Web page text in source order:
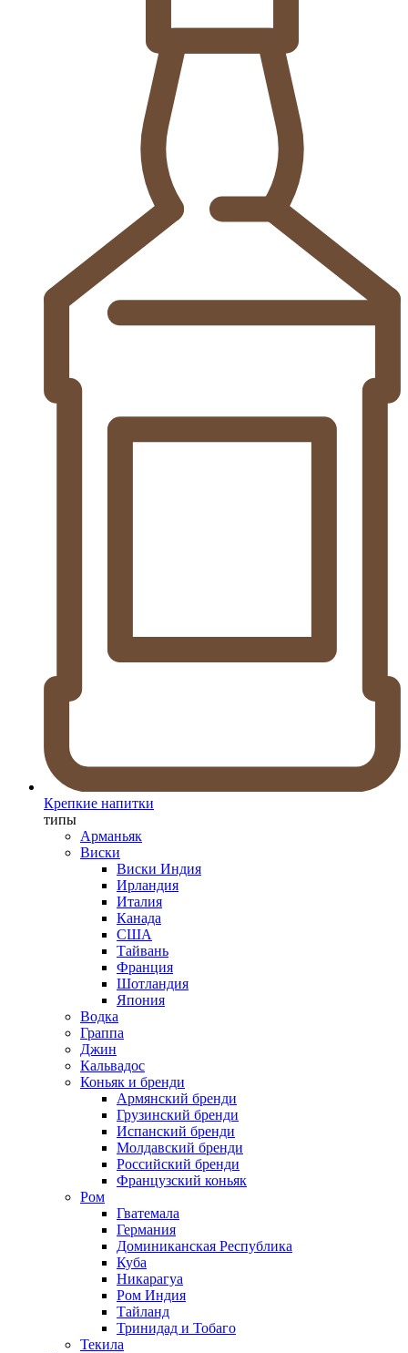
Крепкие напитки
типы
Арманьяк
Виски
Виски Индия
Ирландия
Италия
Канада
США
Тайвань
Франция
Шотландия
Япония
Водка
Граппа
Джин
Кальвадос
Коньяк и бренди
Армянский бренди
Грузинский бренди
Испанский бренди
Молдавский бренди
Российский бренди
Французский коньяк
Ром
Гватемала
Германия
Доминиканская Республика
Куба
Никарагуа
Ром Индия
Тайланд
Тринидад и Тобаго
Текила